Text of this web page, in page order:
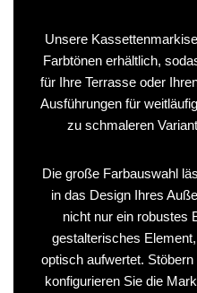
Unsere
Farbtönen erhältlich,
für Ihre Terrasse oder
Ausführungen für
zu schmaleren
Die große Farbauswahl
in das Design Ihres
nicht nur ein robustes
gestalterisches
optisch aufwertet.
konfigurieren Sie die